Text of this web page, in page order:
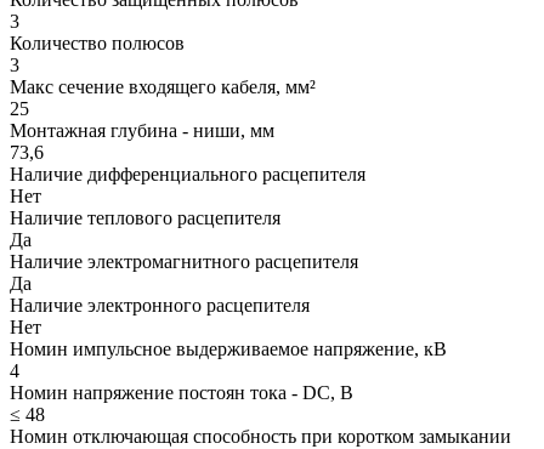
3
Количество полюсов
3
Макс сечение входящего кабеля, мм²
25
Монтажная глубина - ниши, мм
73,6
Наличие дифференциального расцепителя
Нет
Наличие теплового расцепителя
Да
Наличие электромагнитного расцепителя
Да
Наличие электронного расцепителя
Нет
Номин импульсное выдерживаемое напряжение, кВ
4
Номин напряжение постоян тока - DC, В
≤ 48
Номин отключающая способность при коротком замыкании